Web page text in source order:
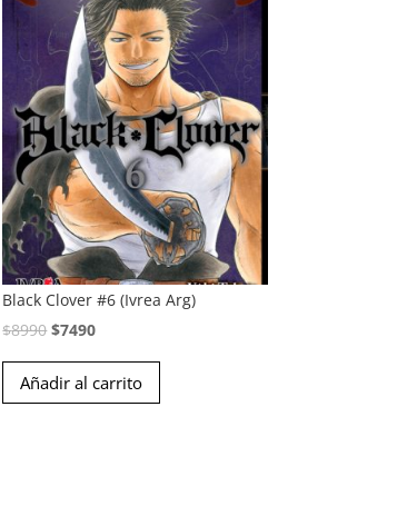
Black Clover #6 (Ivrea Arg)
$8990El
precio
original
$7490El
precio
actual
Añadir al carrito